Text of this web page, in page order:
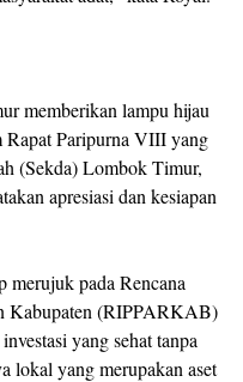
memberikan lampu hijau
Paripurna VIII yang
(Sekda) Lombok Timur,
apresiasi dan kesiapan
merujuk pada Rencana
Kabupaten (RIPPARKAB)
yang sehat tanpa
lokal yang merupakan aset